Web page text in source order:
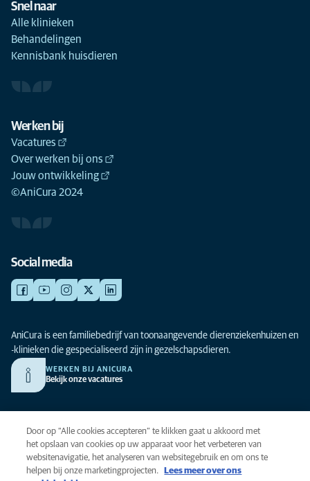
Snel naar
Alle klinieken
Behandelingen
Kennisbank huisdieren
Werken bij
Vacatures
Over werken bij ons
Jouw ontwikkeling
©AniCura 2024
Social media
AniCura is een familiebedrijf van toonaangevende dierenziekenhuizen en
-klinieken die gespecialiseerd zijn in gezelschapsdieren.
WERKEN BIJ ANICURA
Bekijk onze vacatures
Privacy
Algemene voorwaarden
Cookies
Toegankelijkheid
Door op “Alle cookies accepteren” te klikken gaat u akkoord met
het opslaan van cookies op uw apparaat voor het verbeteren van
websitenavigatie, het analyseren van websitegebruik en om ons te
helpen bij onze marketingprojecten.
Lees meer over ons